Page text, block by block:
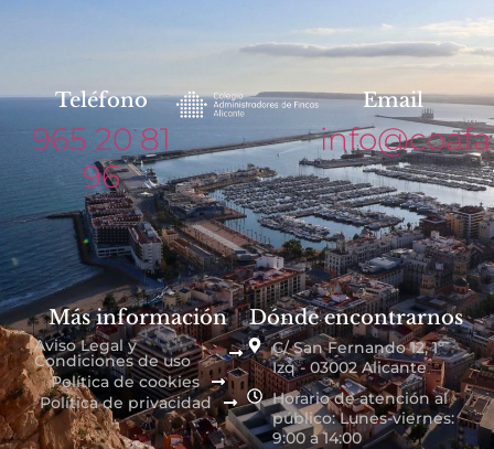
Teléfono
965 20 81
96
Email
Más información
Aviso Legal y
Condiciones de uso
Política de cookies
Política de privacidad
Dónde encontrarnos
C/ San Fernando 12, 1º
Izq - 03002 Alicante
Horario de atención al
público: Lunes-viernes:
9:00 a 14:00